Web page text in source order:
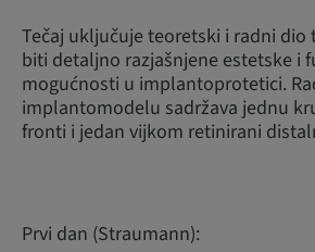
Tečaj uključuje teoretski i radni dio
biti detaljno razjašnjene estetske i
mogućnosti u implantoprotetici.
implantomodelu sadržava jednu
fronti i jedan vijkom retinirani
Prvi dan (Straumann):